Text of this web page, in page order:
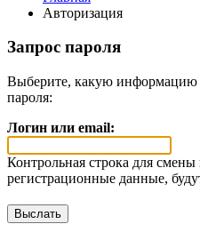
Авторизация
Запрос пароля
Выберите, какую информацию
пароля:
Логин или email:
Контрольная строка для
регистрационные данные,